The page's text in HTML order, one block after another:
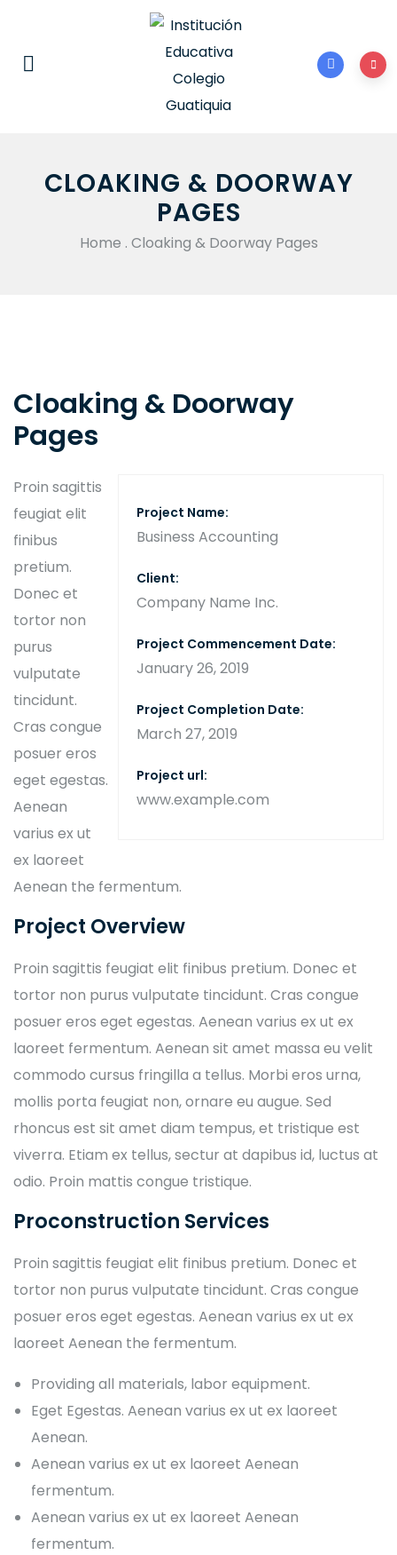
CLOAKING & DOORWAY
PAGES
Home . Cloaking & Doorway Pages
Cloaking & Doorway
Pages
Project Name:
Business Accounting
Client:
Company Name Inc.
Project Commencement Date:
January 26, 2019
Project Completion Date:
March 27, 2019
Project url:
www.example.com
Proin sagittis
feugiat elit
finibus
pretium.
Donec et
tortor non
purus
vulputate
tincidunt.
Cras congue
posuer eros
eget egestas.
Aenean
varius ex ut
ex laoreet
Aenean the fermentum.
Project Overview
Proin sagittis feugiat elit finibus pretium. Donec et
tortor non purus vulputate tincidunt. Cras congue
posuer eros eget egestas. Aenean varius ex ut ex
laoreet fermentum. Aenean sit amet massa eu velit
commodo cursus fringilla a tellus. Morbi eros urna,
mollis porta feugiat non, ornare eu augue. Sed
rhoncus est sit amet diam tempus, et tristique est
viverra. Etiam ex tellus, sectur at dapibus id, luctus at
odio. Proin mattis congue tristique.
Proconstruction Services
Proin sagittis feugiat elit finibus pretium. Donec et
tortor non purus vulputate tincidunt. Cras congue
posuer eros eget egestas. Aenean varius ex ut ex
laoreet Aenean the fermentum.
Providing all materials, labor equipment.
Eget Egestas. Aenean varius ex ut ex laoreet
Aenean.
Aenean varius ex ut ex laoreet Aenean
fermentum.
Aenean varius ex ut ex laoreet Aenean
fermentum.